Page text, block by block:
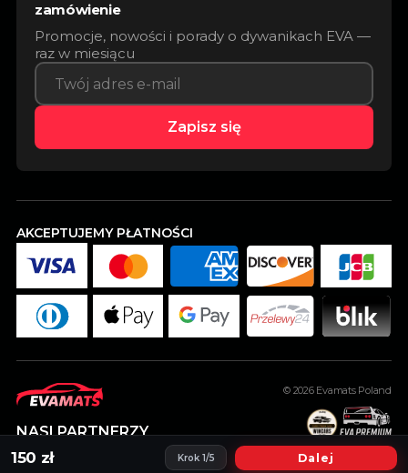
zamówienie
Promocje, nowości i porady o dywanikach EVA —
raz w miesiącu
Zapisz się
AKCEPTUJEMY PŁATNOŚCI
© 2026 Evamats Poland
NASI PARTNERZY
150 zł Krok 1/5 Dalej